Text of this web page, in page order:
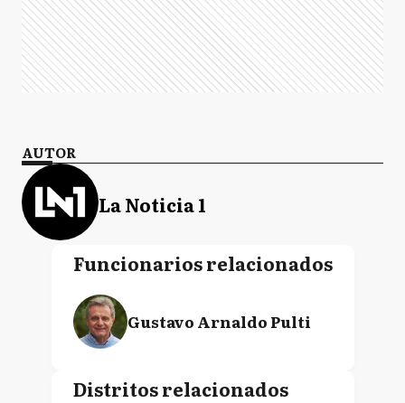
AUTOR
La Noticia 1
Funcionarios relacionados
Gustavo Arnaldo Pulti
Distritos relacionados